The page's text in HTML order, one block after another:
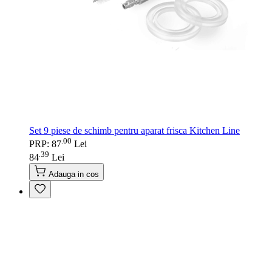
Set 9 piese de schimb pentru aparat frisca Kitchen Line
PRP: 87 00 Lei
84 39 Lei
Adauga in cos